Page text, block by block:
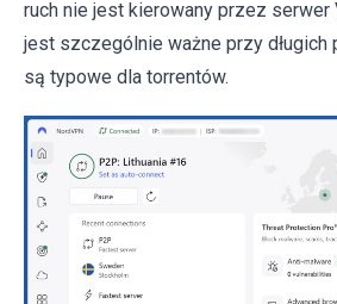
ruch nie jest kierowany przez serwer
jest szczególnie ważne przy długich
są typowe dla torrentów.